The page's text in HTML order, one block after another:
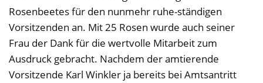
Rosenbeetes für den nunmehr ruhe-ständigen
Vorsitzenden an. Mit 25 Rosen wurde auch seiner
Frau der Dank für die wertvolle Mitarbeit zum
Ausdruck gebracht. Nachdem der amtierende
Vorsitzende Karl Winkler ja bereits bei Amtsantritt